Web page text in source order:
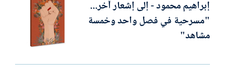
إبراهيم محمود - إلى إشعار آخر...
"مسرحية في فصل واحد وخمسة
مشاهد"